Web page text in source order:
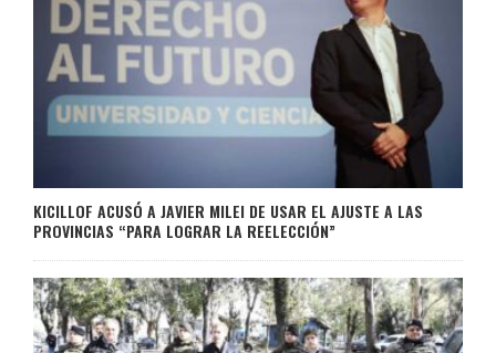
KICILLOF ACUSÓ A JAVIER MILEI DE USAR EL AJUSTE A LAS
PROVINCIAS “PARA LOGRAR LA REELECCIÓN”